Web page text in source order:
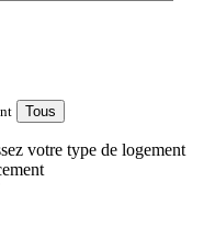
Tous
votre type de logement